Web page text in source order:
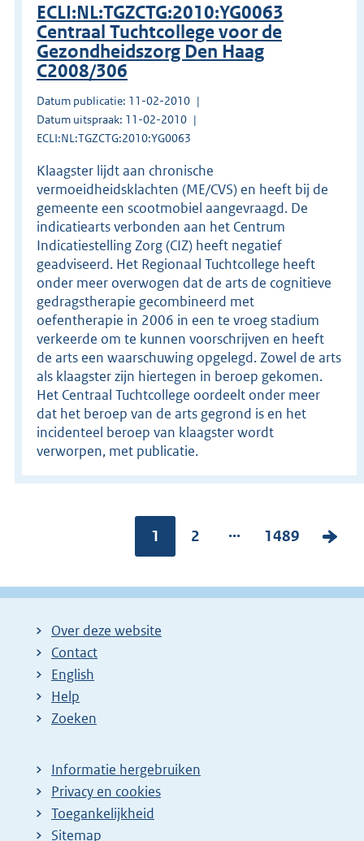
ECLI:NL:TGZCTG:2010:YG0063
Centraal Tuchtcollege voor de
Gezondheidszorg Den Haag
C2008/306
Datum publicatie: 11-02-2010
Datum uitspraak: 11-02-2010
ECLI:NL:TGZCTG:2010:YG0063
Klaagster lijdt aan chronische
vermoeidheidsklachten (ME/CVS) en heeft bij de
gemeente een scootmobiel aangevraagd. De
indicatiearts verbonden aan het Centrum
Indicatiestelling Zorg (CIZ) heeft negatief
geadviseerd. Het Regionaal Tuchtcollege heeft
onder meer overwogen dat de arts de cognitieve
gedragstherapie gecombineerd met
oefentherapie in 2006 in een te vroeg stadium
verkeerde om te kunnen voorschrijven en heeft
de arts een waarschuwing opgelegd. Zowel de arts
als klaagster zijn hiertegen in beroep gekomen.
Het Centraal Tuchtcollege oordeelt onder meer
dat het beroep van de arts gegrond is en het
incidenteel beroep van klaagster wordt
verworpen, met publicatie.
Pagina:
1
P
g
2 ...
P
g
1489
V
l
Over deze website
Contact
English
Help
Zoeken
Informatie hergebruiken
Privacy en cookies
Toegankelijkheid
Sitemap